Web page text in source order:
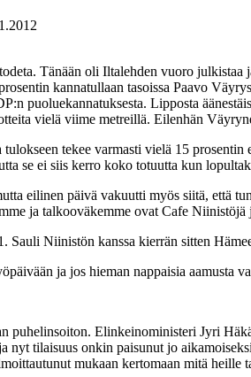
Tänään oli Iltalehden vuoro julkistaa
kannatullaan tasoissa Paavo
puoluekannatuksesta. Lipposta
vielä viime metreillä. Eilenhän
tulokseen tekee varmasti vielä 15
se ei siis kerro koko totuutta kun
eilinen päivä vakuutti myös siitä, että
ja talkooväkemme ovat Cafe
Sauli Niinistön kanssa kierrän sitten
ja jos hieman nappaisia aamusta
puhelinsoiton. Elinkeinoministeri Jyri
nyt tilaisuus onkin paisunut jo
mukaan kertomaan mitä